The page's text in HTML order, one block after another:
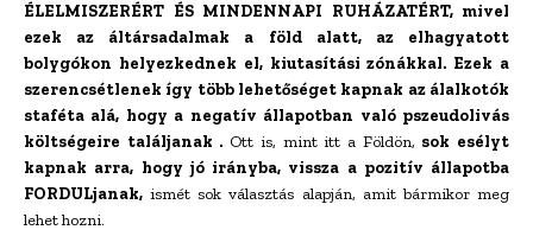
ÉLELMISZERÉRT ÉS MINDENNAPI RUHÁZATÉRT, mivel
ezek az áltársadalmak a föld alatt, az elhagyatott
bolygókon helyezkednek el, kiutasítási zónákkal. Ezek a
szerencsétlenek így több lehetőséget kapnak az álalkotók
staféta alá, hogy a negatív állapotban való pszeudolivás
költségeire találjanak . Ott is, mint itt a Földön, sok esélyt
kapnak arra, hogy jó irányba, vissza a pozitív állapotba
FORDULjanak, ismét sok választás alapján, amit bármikor meg
lehet hozni.